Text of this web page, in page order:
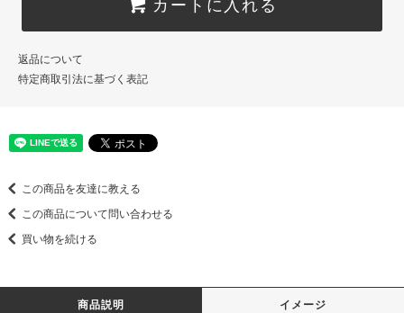
返品について
特定商取引法に基づく表記
この商品を友達に教える
この商品について問い合わせる
買い物を続ける
商品説明 イメージ